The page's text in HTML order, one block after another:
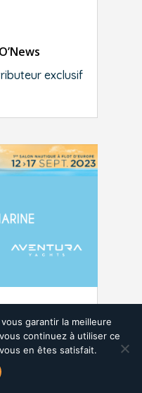
exclusif
FESTIVAL
garantir la meilleure
continuez à utiliser ce
en êtes satisfait.